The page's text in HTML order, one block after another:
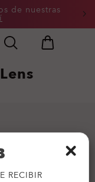
de nuestras
de
RECIBIR